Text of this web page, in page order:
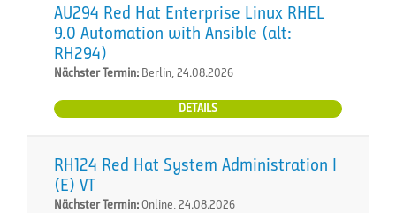
AU294 Red Hat Enterprise Linux RHEL
9.0 Automation with Ansible (alt:
RH294)
Nächster Termin: Berlin, 24.08.2026
DETAILS
RH124 Red Hat System Administration I
(E) VT
Nächster Termin:Online, 24.08.2026